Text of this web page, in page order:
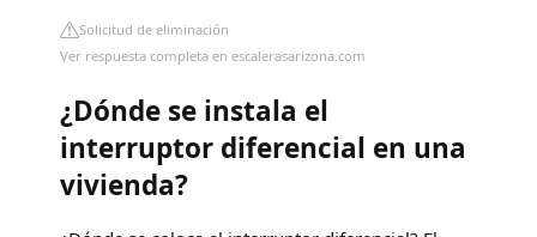
Solicitud de eliminación
Ver respuesta completa en escalerasarizona.com
¿Dónde se instala el
interruptor diferencial en una
vivienda?